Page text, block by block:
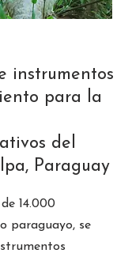
instrumentos
para la
del
Paraguay
14.000
paraguayo, se